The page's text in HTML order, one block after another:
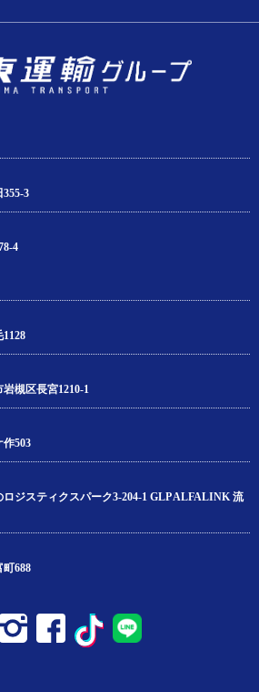
355-3
槻区長宮1210-1
作503
ロジスティクスパーク3-204‐1 GLP ALFALINK 流
町688